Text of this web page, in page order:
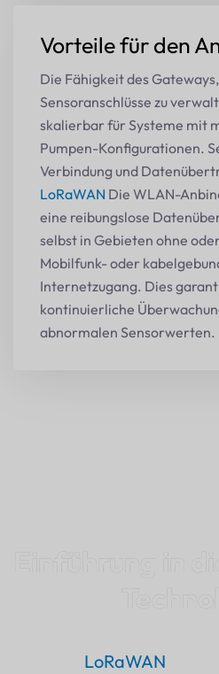
Vorteile für den
Die Fähigkeit des
Sensoranschlüsse zu
skalierbar für Systeme mit
Pumpen-Konfigurationen.
Verbindung und
LoRaWAN Die WLAN-
eine reibungslose
selbst in Gebieten ohne
Mobilfunk- oder
Internetzugang. Dies
kontinuierliche
abnormalen Sensorwerten.
LoRaWAN